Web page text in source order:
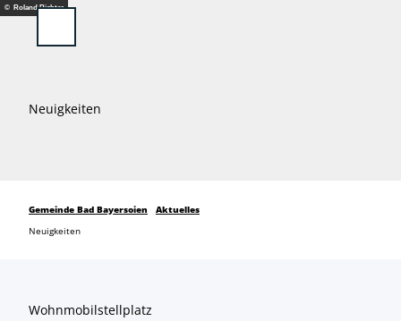
Z© Roland Richter
Neuigkeiten
Gemeinde Bad Bayersoien
Aktuelles
Neuigkeiten
Wohnmobilstellplatz